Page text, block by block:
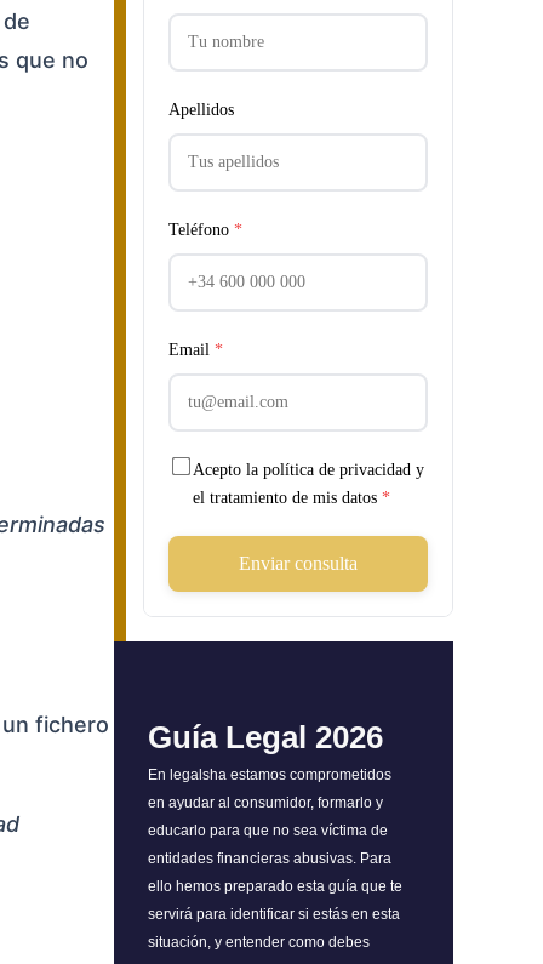
que no
fichero
Apellidos
Teléfono *
Email *
Acepto la política de privacidad y
el tratamiento de mis datos *
Enviar consulta
Guía Legal 2026
En legalsha estamos comprometidos
en ayudar al consumidor, formarlo y
educarlo para que no sea víctima de
entidades financieras abusivas. Para
ello hemos preparado esta guía que te
servirá para identificar si estás en esta
situación, y entender como debes